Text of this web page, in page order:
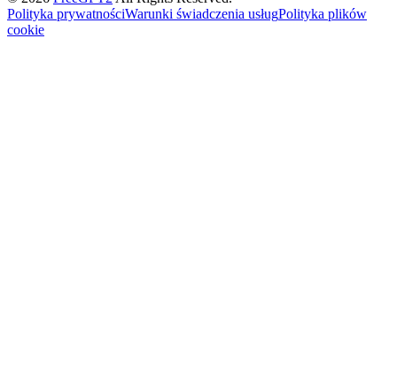
Polityka prywatnościWarunki świadczenia usługPolityka plików
cookie